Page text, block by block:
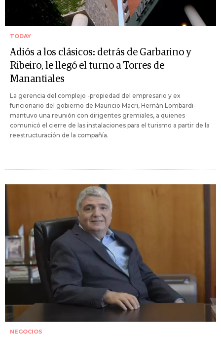
TODAY
Adiós a los clásicos: detrás de Garbarino y
Ribeiro, le llegó el turno a Torres de
Manantiales
La gerencia del complejo -propiedad del empresario y ex
funcionario del gobierno de Mauricio Macri, Hernán Lombardi-
mantuvo una reunión con dirigentes gremiales, a quienes
comunicó el cierre de las instalaciones para el turismo a partir de la
reestructuración de la compañía.
NEGOCIOS